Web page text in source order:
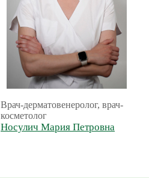
Врач-дерматовенеролог, врач-
косметолог
Носулич Мария Петровна